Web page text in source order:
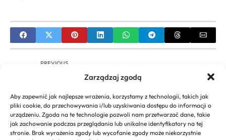
Zarządzaj zgodą
Aby zapewnić jak najlepsze wrażenia, korzystamy z technologii, takich jak
pliki cookie, do przechowywania i/lub uzyskiwania dostępu do informacji o
urządzeniu. Zgoda na te technologie pozwoli nam przetwarzać dane, takie
jak zachowanie podczas przeglądania lub unikalne identyfikatory na tej
stronie. Brak wyrażenia zgody lub wycofanie zgody może niekorzystnie
PREVIOUS
Centrum Biznesowe Małopolska Zachodnia: Biura,
NEXT
Studia z angielskiego w biznesie: Kompleksowy
przewodnik i perspektywy